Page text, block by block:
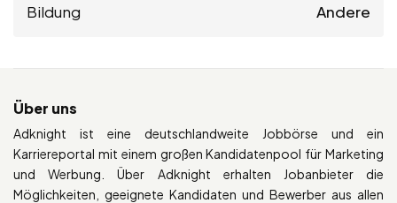
Bildung Andere
Über uns
Adknight ist eine deutschlandweite Jobbörse und ein
Karriereportal mit einem großen Kandidatenpool für Marketing
und Werbung. Über Adknight erhalten Jobanbieter die
Möglichkeiten, geeignete Kandidaten und Bewerber aus allen